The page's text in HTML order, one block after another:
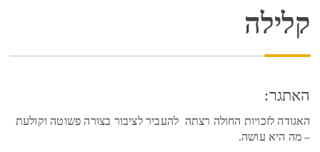
קלילה
האתגר:
האגודה לזכויות החולה רצתה להעביר לציבור בצורה פשוטה וקולעת
– מה היא עושה.